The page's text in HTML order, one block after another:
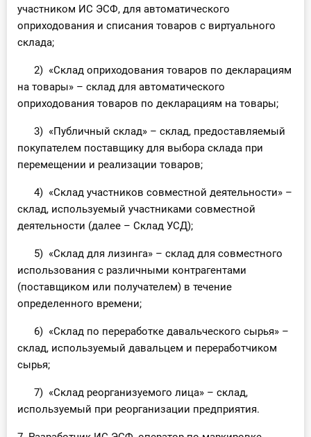
участником ИС ЭСФ, для автоматического
оприходования и списания товаров с виртуального
склада;
2) «Склад оприходования товаров по декларациям
на товары» – склад для автоматического
оприходования товаров по декларациям на товары;
3) «Публичный склад» – склад, предоставляемый
покупателем поставщику для выбора склада при
перемещении и реализации товаров;
4) «Склад участников совместной деятельности» –
склад, используемый участниками совместной
деятельности (далее – Склад УСД);
5) «Склад для лизинга» – склад для совместного
использования с различными контрагентами
(поставщиком или получателем) в течение
определенного времени;
6) «Склад по переработке давальческого сырья» –
склад, используемый давальцем и переработчиком
сырья;
7) «Склад реорганизуемого лица» – склад,
используемый при реорганизации предприятия.